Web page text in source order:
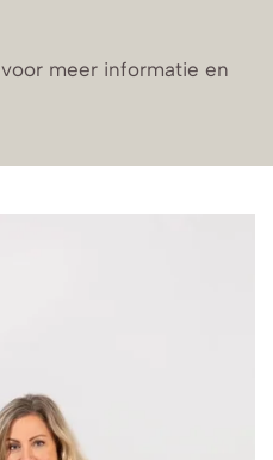
voor meer informatie en